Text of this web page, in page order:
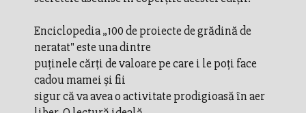
Enciclopedia „100 de proiecte de grădină de
neratat" este una dintre
puținele cărți de valoare pe care i le poți face
cadou mamei și fii
sigur că va avea o activitate prodigioasă în aer